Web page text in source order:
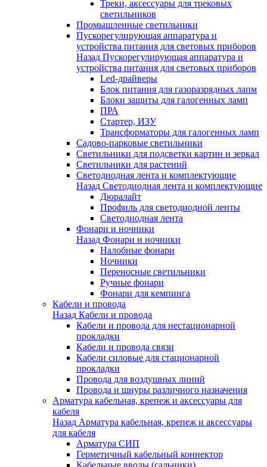
Треки, аксессуары для трековых
светильников
Промышленные светильники
Пускорегулирующая аппаратура и
устройства питания для световых приборов
Назад Пускорегулирующая аппаратура и
устройства питания для световых приборов
Led-драйверы
Блок питания для газоразрядных лапм
Блоки защиты для галогенных ламп
ПРА
Стартер, ИЗУ
Трансформаторы для галогенных ламп
Садово-парковые светильники
Светильники для подсветки картин и зеркал
Светильники для растений
Светодиодная лента и комплектующие
Назад Светодиодная лента и комплектующие
Дюралайт
Профиль для светодиодной ленты
Светодиодная лента
Фонари и ночники
Назад Фонари и ночники
Налобные фонари
Ночники
Переносные светильники
Ручные фонари
Фонари для кемпинга
Кабели и провода
Назад Кабели и провода
Кабели и провода для нестационарной
прокладки
Кабели и провода связи
Кабели силовые для стационарной
прокладки
Провода для воздушных линий
Провода и шнуры различного назначения
Арматура кабельная, крепеж и аксессуары для
кабеля
Назад Арматура кабельная, крепеж и аксессуары
для кабеля
Арматура СИП
Герметичный кабельный коннектор
Кабельные вводы (сальники)